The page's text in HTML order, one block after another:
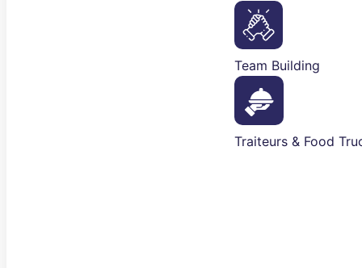
Team Building
Traiteurs & Food